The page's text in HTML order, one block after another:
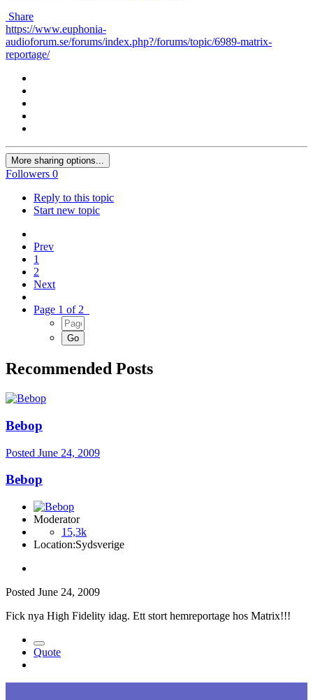
Share
https://www.euphonia-
audioforum.se/forums/index.php?/forums/topic/6989-matrix-
reportage/
More sharing options...
Followers 0
Reply to this topic
Start new topic
Prev
1
2
Next
Page 1 of 2
Recommended Posts
Bebop
Posted June 24, 2009
Bebop
Moderator
15,3k
Location:Sydsverige
Posted June 24, 2009
Fick nya High Fidelity idag. Ett stort hemreportage hos Matrix!!!
Quote